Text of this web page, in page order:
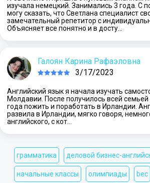
изучала немецкий. Занимались 3 года. С
могу сказать, что Светлана специалист
замечательный репетитор с
Объясняет все понятно и в досту…
Галоян Карина Рафаэловна
3/17/2023
Английский язык я начала изучать
Молдавии. После получилось всей семьей
года пожить и поработать в Ирландии.
развила в Ирландии, мягко говоря,
английского, с кот…
грамматика деловой бизнес-
начальные классы олимпиады bec